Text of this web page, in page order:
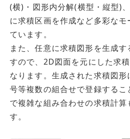
(横)・図形内分解(横型・縦型)
に求積区画を作成など多彩な
ています。
また、任意に求積図形を生成
すので、2D図面を元にした求
なります。生成された求積図形
号等複数の組合せで登録するこ
で複雑な組み合わせの求積計算
す。